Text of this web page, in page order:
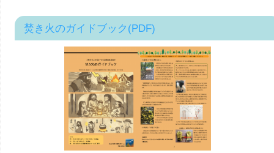
焚き火のガイドブック(PDF)